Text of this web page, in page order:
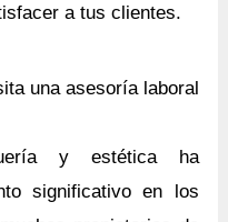
a tus clientes.
una asesoría laboral
y estética ha
significativo en los